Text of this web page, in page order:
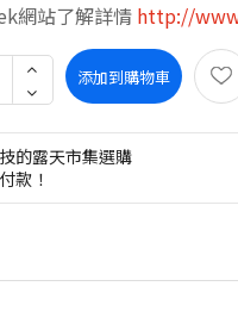
網站了解詳情 http://
添加到購物車
的露天市集選購
款！